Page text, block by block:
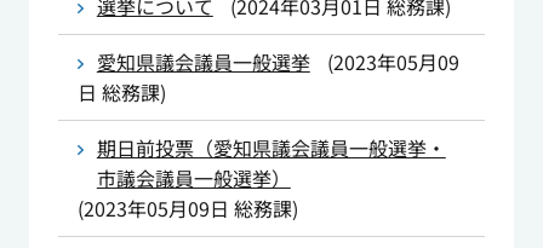
選挙について
(2024年03月01日 総務課)
愛知県議会議員一般選挙
(2023年05月09
日 総務課)
期日前投票（愛知県議会議員一般選挙・
市議会議員一般選挙）
(2023年05月09日 総務課)